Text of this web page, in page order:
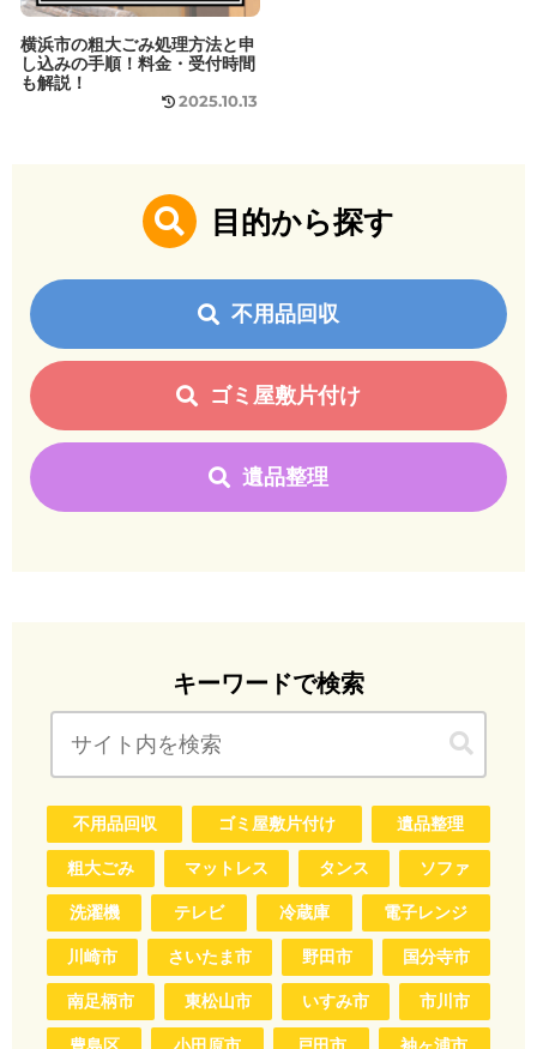
横浜市の粗大ごみ処理方法と申
し込みの手順！料金・受付時間
も解説！
2025.10.13
目的から探す
不用品回収
ゴミ屋敷片付け
遺品整理
キーワードで検索
不用品回収 ゴミ屋敷片付け 遺品整理
粗大ごみ マットレス タンス ソファ
洗濯機 テレビ 冷蔵庫 電子レンジ
川崎市 さいたま市 野田市 国分寺市
南足柄市 東松山市 いすみ市 市川市